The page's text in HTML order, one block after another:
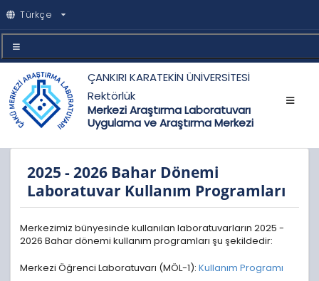
Türkçe
ÇANKIRI KARATEKİN ÜNİVERSİTESİ
Rektörlük
Merkezi Araştırma Laboratuvarı
Uygulama ve Araştırma Merkezi
2025 - 2026 Bahar Dönemi
Laboratuvar Kullanım Programları
Merkezimiz bünyesinde kullanılan laboratuvarların 2025 -
2026 Bahar dönemi kullanım programları şu şekildedir:
Merkezi Öğrenci Laboratuvarı (MÖL-1): Kullanım Programı